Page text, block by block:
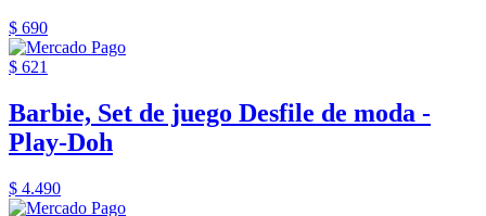
$ 690
$ 621
Barbie, Set de juego Desfile de moda -
Play-Doh
$ 4.490